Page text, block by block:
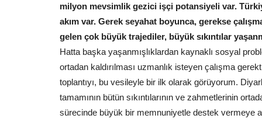
milyon mevsimlik gezici işçi potansiyeli var.
akım var. Gerek seyahat boyunca, gerekse
gelen çok büyük trajediler, büyük sıkıntılar
Hatta başka yaşanmışlıklardan kaynaklı sosyal
ortadan kaldırılması uzmanlık isteyen çalışma
toplantıyı, bu vesileyle bir ilk olarak görüyorum.
tamamının bütün sıkıntılarının ve zahmetlerinin
sürecinde büyük bir memnuniyetle destek vermeye